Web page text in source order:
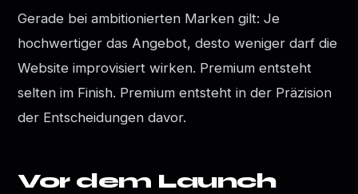
Gerade bei ambitionierten Marken gilt: Je
hochwertiger das Angebot, desto weniger darf die
Website improvisiert wirken. Premium entsteht
selten im Finish. Premium entsteht in der Präzision
der Entscheidungen davor.
Vor dem Launch